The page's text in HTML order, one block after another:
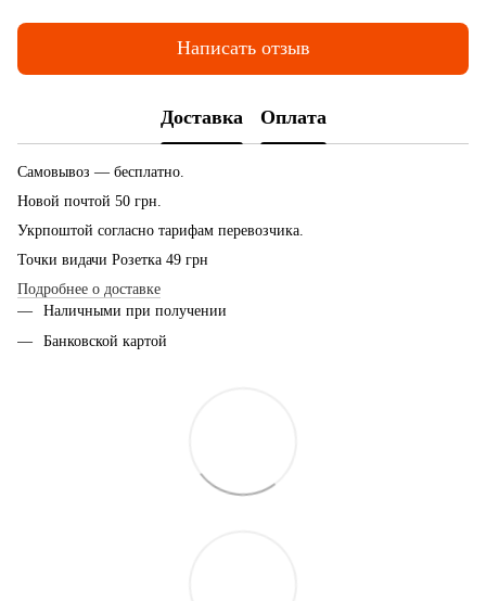
Написать отзыв
Доставка Оплата
Самовывоз — бесплатно.
Новой почтой 50 грн.
Укрпоштой согласно тарифам перевозчика.
Точки видачи Розетка 49 грн
Подробнее о доставке
Наличными при получении
Банковской картой